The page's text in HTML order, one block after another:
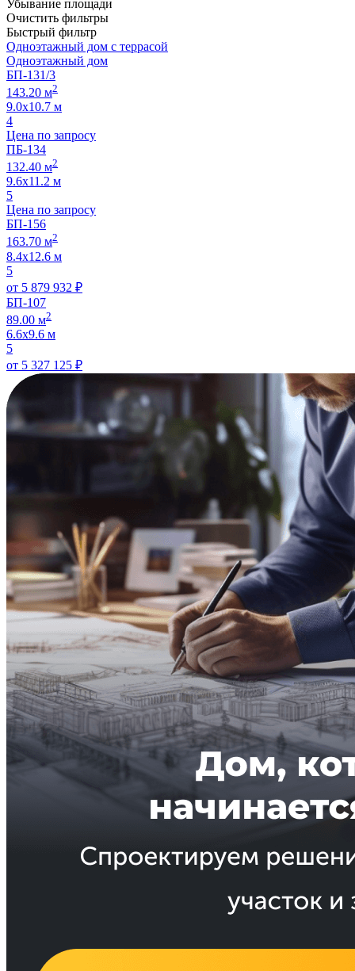
Убывание площади
Очистить фильтры
Быстрый фильтр
Одноэтажный дом с террасой
Одноэтажный дом
БП-131/3
143.20 м2
9.0х10.7 м
4
Цена по запросу
ПБ-134
132.40 м2
9.6х11.2 м
5
Цена по запросу
БП-156
163.70 м2
8.4х12.6 м
5
от 5 879 932 ₽
БП-107
89.00 м2
6.6х9.6 м
5
от 5 327 125 ₽